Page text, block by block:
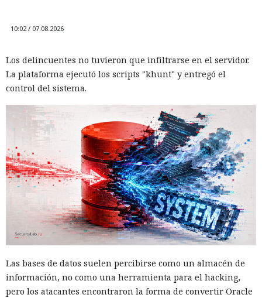
10:02 / 07.08.2026
Los delincuentes no tuvieron que infiltrarse en el servidor.
La plataforma ejecutó los scripts "khunt" y entregó el
control del sistema.
Las bases de datos suelen percibirse como un almacén de
información, no como una herramienta para el hacking,
pero los atacantes encontraron la forma de convertir Oracle